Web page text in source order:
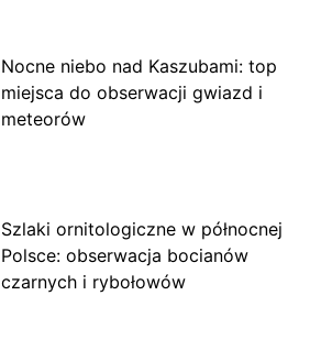
Nocne niebo nad Kaszubami: top
miejsca do obserwacji gwiazd i
meteorów
Szlaki ornitologiczne w północnej
Polsce: obserwacja bocianów
czarnych i rybołowów